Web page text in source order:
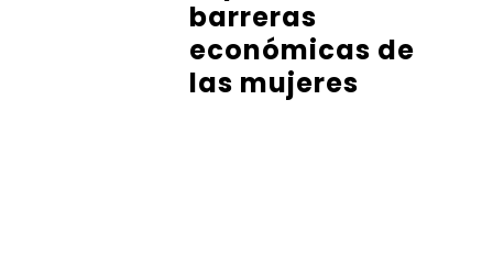
barreras
económicas de
las mujeres